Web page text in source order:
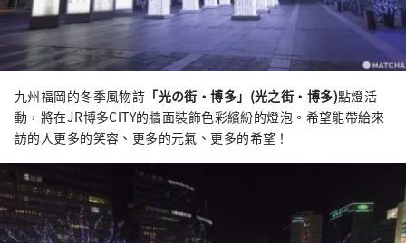
九州福岡的冬季風物詩 「光の街・博多」(光之街・博多)點燈活
動，將在JR博多CITY的牆面裝飾色彩繽紛的燈泡。希望能帶給來
訪的人更多的笑容、更多的元氣、更多的希望！